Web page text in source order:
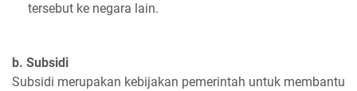
tersebut ke negara lain.
b. Subsidi
Subsidi merupakan kebijakan pemerintah untuk membantu